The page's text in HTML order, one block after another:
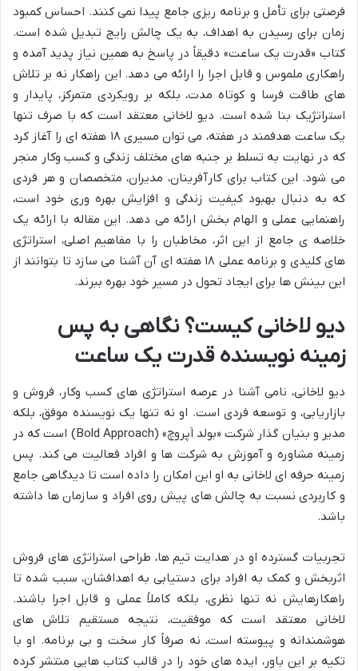
فرصتی برای تأمل و برنامه ریزی جامع پیدا نمی کنند. احساس کمبود
زمان برای رسیدن به اهداف، به یک چالش رایج تبدیل شده است.
کتاب «قدرت یک ساعت» دقیقاً در پاسخ به همین نیاز پدید آمده و
راهکاری ملموس و قابل اجرا را ارائه می دهد. این راهکار نه بر تلاش
های طاقت فرسا و کوتاه مدت، بلکه بر رویکردی متمرکز، پایدار و
استراتژیک بنا شده است. دیو لاخانی معتقد است که با صرف تنها
یک ساعت هدفمند در هفته، می توان مسیری ۱۸ هفته ای را آغاز کرد
که در نهایت به تسلط بر جنبه های مختلف زندگی و کسب وکار منجر
می شود. این کتاب برای کارآفرینان، مدیران، متخصصان و هر فردی
که به دنبال بهبود کیفیت زندگی و افزایش بهره وری خود است،
راهنمایی عملی و الهام بخش ارائه می دهد. این مقاله با ارائه یک
خلاصه ی جامع از این اثر، مخاطبان را با مفاهیم اصلی، استراتژی
های کلیدی و برنامه عملی ۱۸ هفته ای آن آشنا می سازد تا بتوانند از
این بینش ها برای ایجاد تحول در مسیر خود بهره ببرند.
دیو لاخانی کیست؟ نگاهی به پس
زمینه نویسنده قدرت یک ساعت
دیو لاخانی، نامی آشنا در عرصه استراتژی های کسب وکار، فروش و
بازاریابی، و توسعه فردی است. او نه تنها یک نویسنده موفق، بلکه
مدیر و بنیان گذار شرکت «بولد اَپروچ» (Bold Approach) است که در
زمینه مشاوره و آموزش به شرکت ها و افراد فعالیت می کند. پس
زمینه حرفه ای لاخانی به او این امکان را داده است تا دیدگاهی جامع
و کاربردی نسبت به چالش های پیش روی افراد و سازمان ها داشته
باشد.
تجربیات گسترده او در هدایت تیم ها، طراحی استراتژی های فروش
اثربخش و کمک به افراد برای دستیابی به اهدافشان، سبب شده تا
راهکارهایش نه تنها نظری، بلکه کاملاً عملی و قابل اجرا باشند.
لاخانی معتقد است که موفقیت، نتیجه مستقیم تلاش های
هوشمندانه و پیوسته است، نه صرفاً کار سخت و بی برنامه. او با
تکیه بر این باور، ایده های خود را در قالب کتاب هایی منتشر کرده